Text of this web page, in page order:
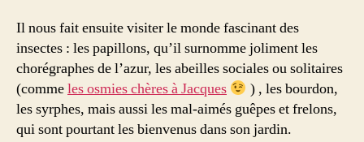
Il nous fait ensuite visiter le monde fascinant des
insectes : les papillons, qu’il surnomme joliment les
chorégraphes de l’azur, les abeilles sociales ou solitaires
(commeles osmies chères à Jacques
) , les bourdon,
les syrphes, mais aussi les mal-aimés guêpes et frelons,
qui sont pourtant les bienvenus dans son jardin.